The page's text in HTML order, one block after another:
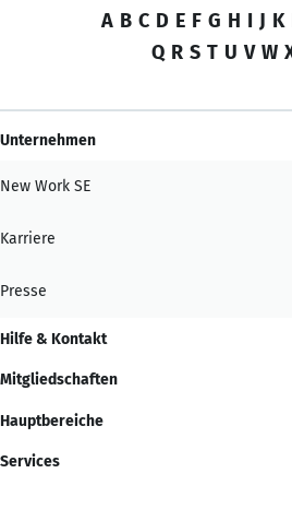
A B C D E F G H I J K
Q R S T U V W
Unternehmen
New Work SE
Karriere
Presse
Hilfe & Kontakt
Mitgliedschaften
Hauptbereiche
Services